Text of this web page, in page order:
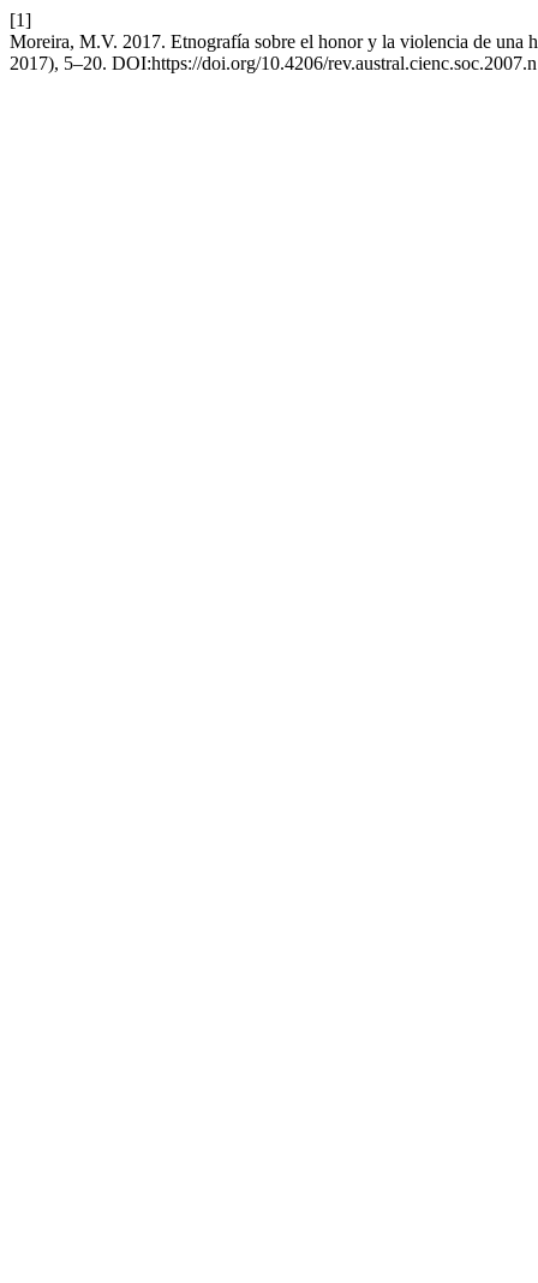
[1]
Moreira, M.V. 2017. Etnografía sobre el honor y la violencia de una
2017), 5–20. DOI:https://doi.org/10.4206/